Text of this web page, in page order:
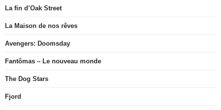
La fin d’Oak Street
La Maison de nos rêves
Avengers: Doomsday
Fantômas – Le nouveau monde
The Dog Stars
Fjord